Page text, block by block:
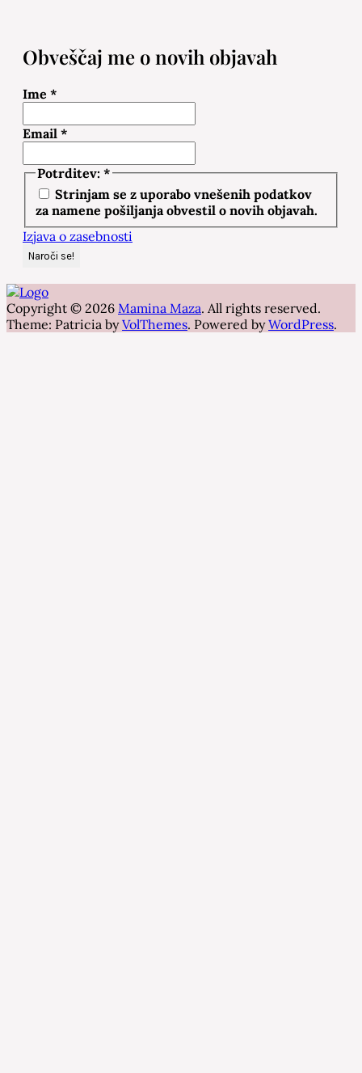
Obveščaj me o novih objavah
Ime *
Email *
Potrditev: *
Strinjam se z uporabo vnešenih podatkov
za namene pošiljanja obvestil o novih objavah.
Izjava o zasebnosti
Copyright © 2026 Mamina Maza. All rights reserved.
Theme: Patricia byVolThemes. Powered byWordPress.